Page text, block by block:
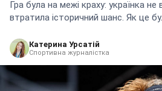
Гра була на межі краху: українка не
втратила історичний шанс. Як це
Катерина Урсатій
Спортивна журналістка